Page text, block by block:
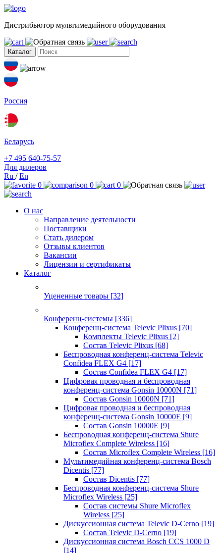
Дистрибьютор мультимедийного оборудования
Каталог
Россия
Беларусь
+7 495 640-75-57
Для дилеров
Ru /En
0
0 0
О нас
Направление деятельности
Поставщики
Стать дилером
Отзывы клиентов
Вакансии
Лицензии и сертификаты
Каталог
Уцененные товары [32]
Конференц-системы [336]
Конференц-система Televic Plixus [70]
Комплекты Televic Plixus [2]
Состав Televic Plixus [68]
Беспроводная конференц-система Televic
Confidea FLEX G4 [17]
Состав Confidea FLEX G4 [17]
Цифровая проводная и беспроводная
конференц-система Gonsin 10000N [71]
Состав Gonsin 10000N [71]
Цифровая проводная и беспроводная
конференц-система Gonsin 10000E [9]
Состав Gonsin 10000E [9]
Беспроводная конференц-система Shure
Microflex Complete Wireless [16]
Состав Microflex Complete Wireless [16]
Мультимедийная конференц-система Bosch
Dicentis [77]
Состав Dicentis [77]
Беспроводная конференц-система Shure
Microflex Wireless [25]
Состав системы Shure Microflex
Wireless [25]
Дискуссионная система Televic D-Cerno [19]
Состав Televic D-Cerno [19]
Дискуссионная система Bosch CCS 1000 D
[14]